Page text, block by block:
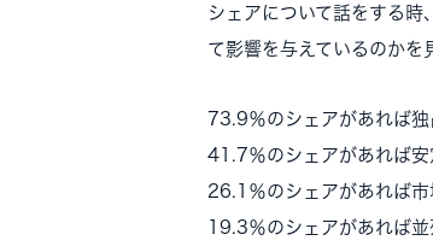
シェアについて話をする時
て影響を与えているのかを
73.9％のシェアがあれば独
41.7％のシェアがあれば安
26.1％のシェアがあれば市
19.3％のシェアがあれば並